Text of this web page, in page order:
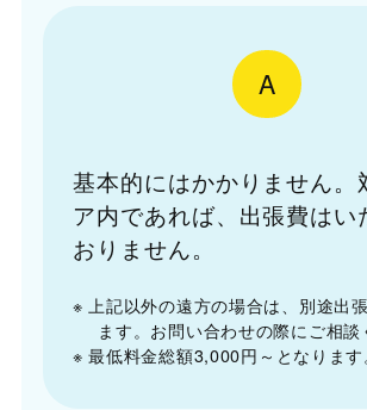
A
基本的にはかかりません。
ア内であれば、出張費はい
おりません。
※ 上記以外の遠方の場合は、別途出
ます。お問い合わせの際にご相談
※ 最低料金総額3,000円～となります